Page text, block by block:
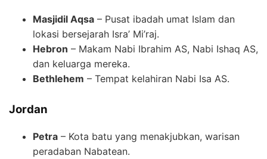
Masjidil Aqsa – Pusat ibadah umat Islam dan
lokasi bersejarah Isra’ Mi’raj.
Hebron – Makam Nabi Ibrahim AS, Nabi Ishaq AS,
dan keluarga mereka.
Bethlehem – Tempat kelahiran Nabi Isa AS.
Jordan
Petra – Kota batu yang menakjubkan, warisan
peradaban Nabatean.